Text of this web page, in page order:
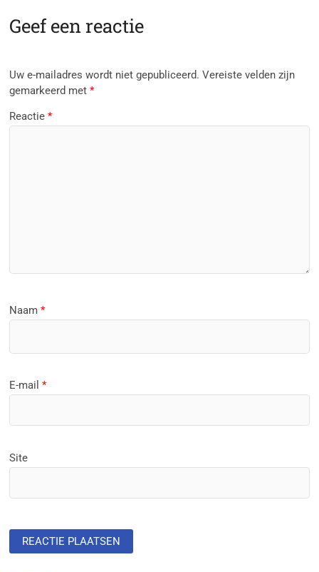
Geef een reactie
Uw e-mailadres wordt niet gepubliceerd. Vereiste velden zijn
gemarkeerd met*
Reactie*
Naam*
E-mail*
Site